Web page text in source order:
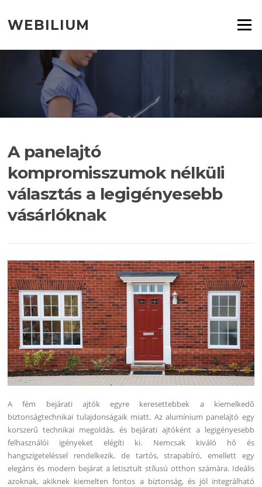
tartalomra
WEBILIUM Menü
A panelajtó
kompromisszumok nélküli
választás a legigényesebb
vásárlóknak
A fém bejárati ajtók egyre keresettebbek a kiemelkedő
biztonságtechnikai tulajdonságaik miatt. Az alumínium panelajtó egy
korszerű technikai megoldás, és bejárati ajtóként a legigényesebb
felhasználói igényeket elégíti ki. Nemcsak kiváló hő és
hangszigeteléssel rendelkezik, de tartós, strapabíró, emellett egy
elegáns és modern bejárat a letisztult stílusú otthon számára. Ideális
azoknak, akiknek kiemelten fontos a biztonság, és jól integrálható